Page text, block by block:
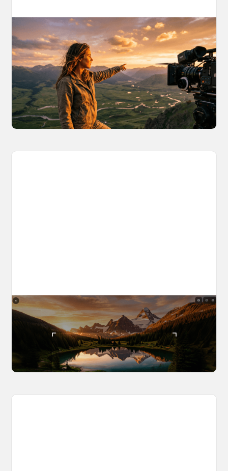
AI World Building for Content Creators:
A More Consistent Approach to AI
Content
Learn why building persistent AI worlds beats
one-off video generation for content creators,
and how to create such 3D environments with
OpenArt Worlds.
March 26, 2026
The World Builder's Handbook
Build a world once, shoot from it forever. Your
complete guide to creating, navigating, and
capturing inside OpenArt Worlds.
March 25, 2026